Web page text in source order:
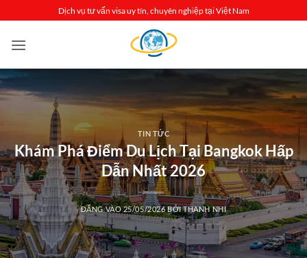
qua
nội
Dịch vụ tư vấn visa uy tín, chuyên nghiệp tại Việt Nam
TIN TỨC
Khám Phá Điểm Du Lịch Tại Bangkok Hấp
Dẫn Nhất 2026
ĐĂNG VÀO25/05/2026BỞITHANH NHI